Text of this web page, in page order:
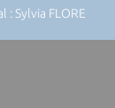
Sylvia FLORE